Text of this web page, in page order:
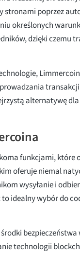
stronami poprzez
określonych
dzięki czemu
alternatywę
funkcjami, które
oferuje niemal
wysyłanie i
idealny wybór do
bezpieczeństwa
technologii